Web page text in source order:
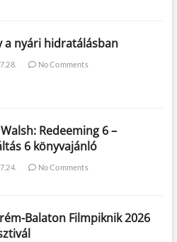
a nyári hidratálásban
No Comments
Redeeming 6 –
6 könyvajánló
No Comments
Balaton Filmpiknik 2026